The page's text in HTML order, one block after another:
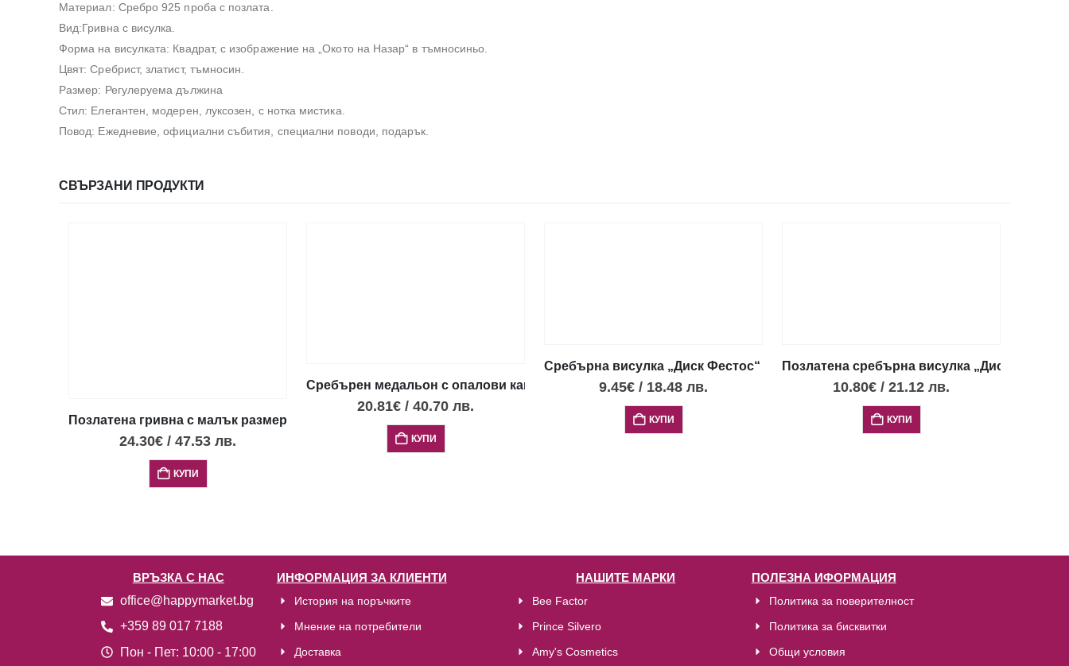
Материал: Сребро 925 проба с позлата.
Вид:Гривна с висулка.
Форма на висулката: Квадрат, с изображение на „Окото на Назар“ в тъмносиньо.
Цвят: Сребрист, златист, тъмносин.
Размер: Регулеруема дължина
Стил: Елегантен, модерен, луксозен, с нотка мистика.
Повод: Ежедневие, официални събития, специални поводи, подарък.
СВЪРЗАНИ ПРОДУКТИ
Позлатена гривна с малък размер диск Фестос с черен център
24.30€ / 47.53 лв.
КУПИ
Сребърен медальон с опалови камъни и диск Фестос, S
20.81€ / 40.70 лв.
КУПИ
Сребърна висулка „Диск Фестос“ с 4 опала, XXS
9.45€ / 18.48 лв.
КУПИ
Позлатена сребърна висулка „Диск Фестос“
10.80€ / 21.12 лв.
КУПИ
ВРЪЗКА С НАС
office@happymarket.bg
+359 89 017 7188
Пон - Пет: 10:00 - 17:00
ИНФОРМАЦИЯ ЗА КЛИЕНТИ
История на поръчките
Мнение на потребители
Доставка
НАШИТЕ МАРКИ
Bee Factor
Prince Silvero
Amy's Cosmetics
ПОЛЕЗНА ИФОРМАЦИЯ
Политика за поверителност
Политика за бисквитки
Общи условия